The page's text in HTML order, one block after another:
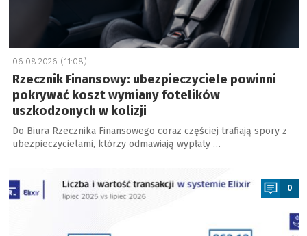
06.08.2026 (11:08)
Rzecznik Finansowy: ubezpieczyciele powinni
pokrywać koszt wymiany fotelików
uszkodzonych w kolizji
Do Biura Rzecznika Finansowego coraz częściej trafiają spory z
ubezpieczycielami, którzy odmawiają wypłaty …
0